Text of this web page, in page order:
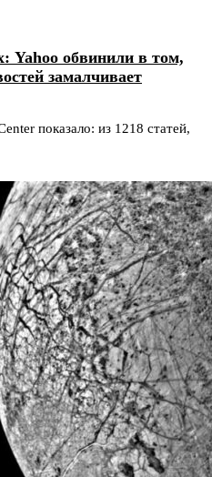
Yahoo обвинили в том,
замалчивает
показало: из 1218 статей,